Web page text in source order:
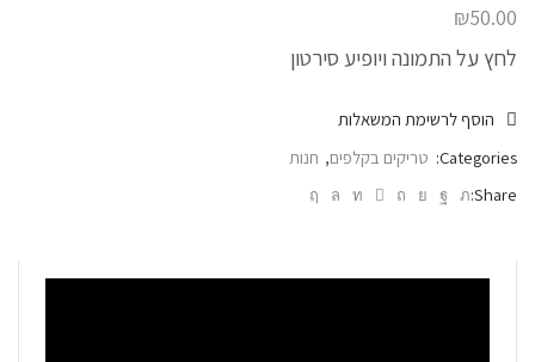
₪50.00
לחץ על התמונה ויופיע סירטון
הוסף לרשימת המשאלות
Categories: טריקים בקלפים, חנות
Share: